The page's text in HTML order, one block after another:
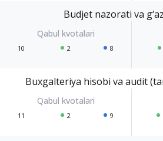
Budjet nazorati va
10 2 8
Buxgalteriya hisobi va audit
11 2 9